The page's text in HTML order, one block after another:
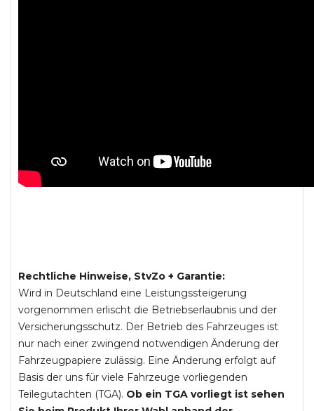
Rechtliche Hinweise, StvZo + Garantie:
Wird in Deutschland eine Leistungssteigerung
vorgenommen erlischt die Betriebserlaubnis und der
Versicherungsschutz. Der Betrieb des Fahrzeuges ist
nur nach einer zwingend notwendigen Änderung der
Fahrzeugpapiere zulässig. Eine Änderung erfolgt auf
Basis der uns für viele Fahrzeuge vorliegenden
Teilegutachten (TGA). Ob ein TGA vorliegt ist sehen